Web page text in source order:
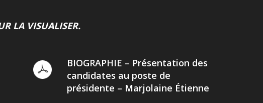
LA VISUALISER.
BIOGRAPHIE – Présentation des
candidates au poste de
présidente – Marjolaine Étienne